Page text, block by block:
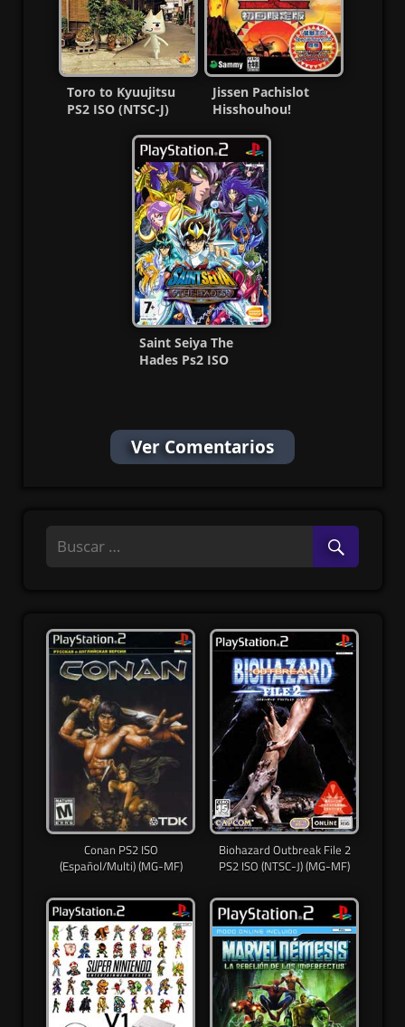
Toro to Kyuujitsu
PS2 ISO (NTSC-J)
Jissen Pachislot
Hisshouhou!
MG-MF
Saint Seiya The
Hades Ps2 ISO
Ver Comentarios
Conan PS2 ISO
(Español/Multi) (MG-MF)
Biohazard Outbreak File 2
PS2 ISO (NTSC-J) (MG-MF)